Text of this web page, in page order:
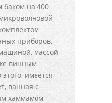
баком на 400
приборов,
массой
винным
имеется
ванная с
хаммамом,